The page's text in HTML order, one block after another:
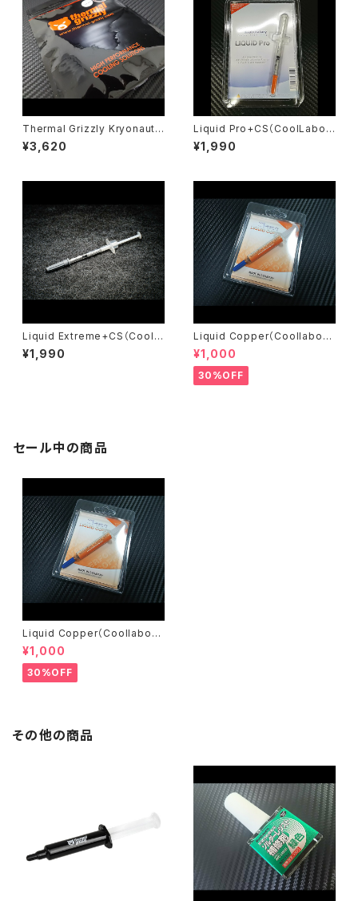
Thermal Grizzly Kryonaut t
hermal compound - 5.55 gr
ams / 1.5 ml
¥3,620
Liquid Pro+CS（CoolLabor
atory）
¥1,990
Liquid Extreme+CS（Coolla
boratory ）
¥1,990
Liquid Copper（Coollabora
tory）
¥1,000
30%OFF
セール中の商品
Liquid Copper（Coollabora
tory）
¥1,000
30%OFF
その他の商品